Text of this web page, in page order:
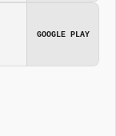
GOOGLE PLAY